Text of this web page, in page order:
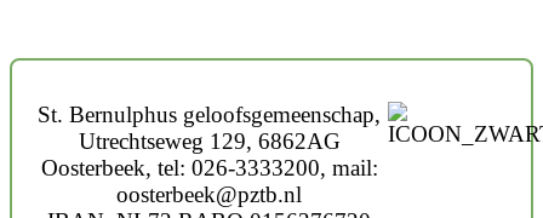
St. Bernulphus geloofsgemeenschap,
Utrechtseweg 129, 6862AG
Oosterbeek, tel: 026-3333200, mail:
oosterbeek@pztb.nl